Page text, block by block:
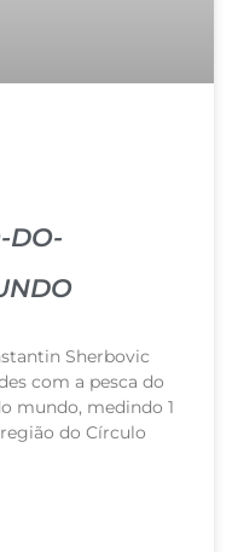
DO-
Sherbovic
com a pesca do
mundo, medindo 1
do Círculo